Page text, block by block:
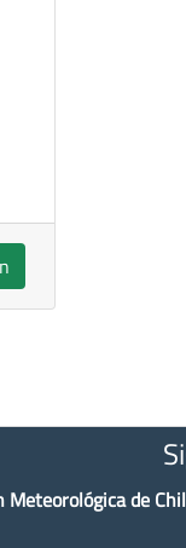
Meteorológica de